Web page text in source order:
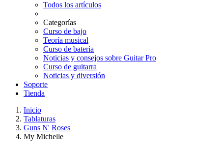
Todos los artículos
Categorías
Curso de bajo
Teoría musical
Curso de batería
Noticias y consejos sobre Guitar Pro
Curso de guitarra
Noticias y diversión
Soporte
Tienda
Inicio
Tablaturas
Guns N' Roses
My Michelle